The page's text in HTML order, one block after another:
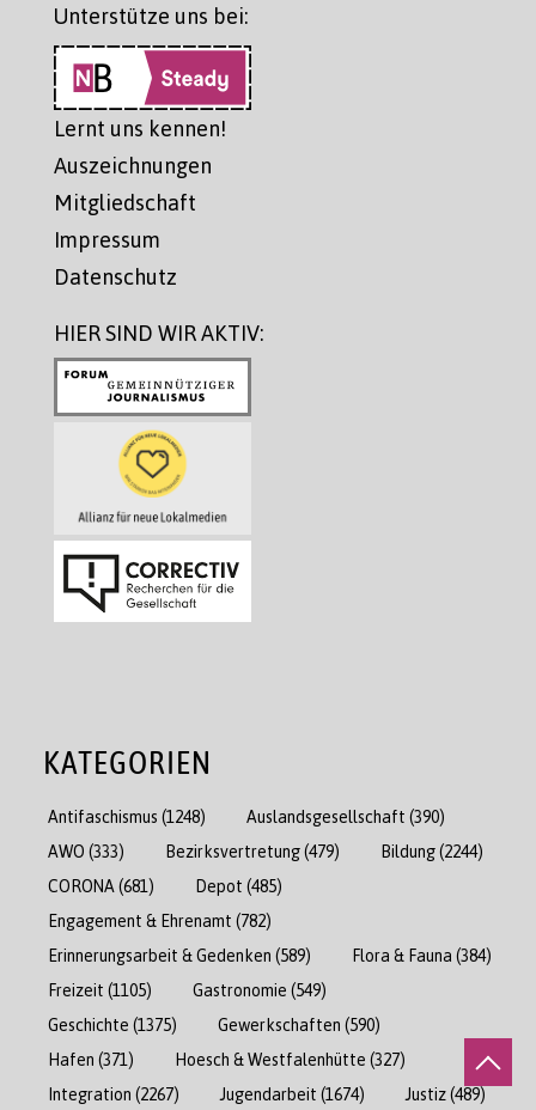
Unterstütze uns bei:
Lernt uns kennen!
Auszeichnungen
Mitgliedschaft
Impressum
Datenschutz
HIER SIND WIR AKTIV:
KATEGORIEN
Antifaschismus (1248) Auslandsgesellschaft (390)
AWO (333) Bezirksvertretung(479) Bildung(2244)
CORONA (681) Depot (485)
Engagement & Ehrenamt (782)
Erinnerungsarbeit & Gedenken (589) Flora & Fauna (384)
Freizeit (1105) Gastronomie (549)
Geschichte (1375) Gewerkschaften (590)
Hafen (371) Hoesch & Westfalenhütte (327)
Integration (2267) Jugendarbeit (1674) Justiz(489)